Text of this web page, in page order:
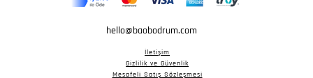
hello@baobodrum.com
İletişim
Gizlilik ve Güvenlik
Mesafeli Satış Sözleşmesi